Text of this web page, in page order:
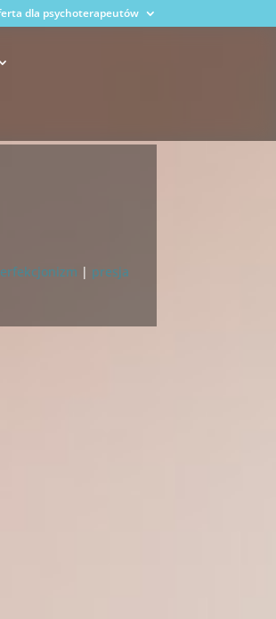
dla psychoterapeutów
| presja